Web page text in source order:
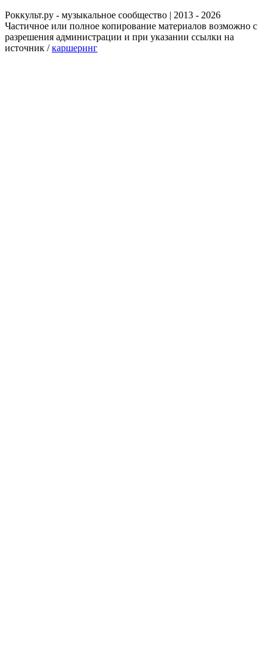
Роккульт.ру - музыкальное сообщество | 2013 - 2026
Частичное или полное копирование материалов возможно с
разрешения администрации и при указании ссылки на
источник /каршеринг